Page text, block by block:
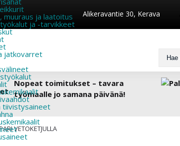
Alikeravantie 30, Kerava
muuraus ja laatoitus
ja -tarvikkeet
jatkovarret
tiivistysaineet
Nopeat toimitukset – tavara
työmaalle jo samana päivänä!
VETOKETJULLA